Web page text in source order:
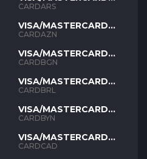
ARS
CARDARS
VISA/MASTERCARD
AZN
CARDAZN
VISA/MASTERCARD
BGN
CARDBGN
VISA/MASTERCARD
BRL
CARDBRL
VISA/MASTERCARD
BYN
CARDBYN
VISA/MASTERCARD
CAD
CARDCAD